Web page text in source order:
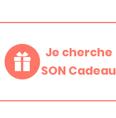
Je cherche
SON Cadeau